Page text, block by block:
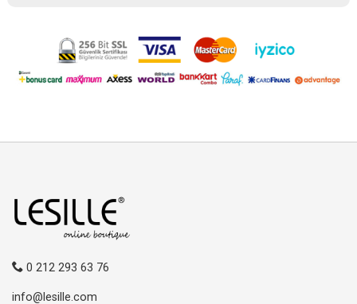
0 212 293 63 76
info@lesille.com